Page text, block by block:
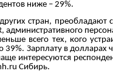
ниже – 29%.
стран, преобладают
административного
всего тех, кого
39%. Зарплату в
интересуются
Сибирь.